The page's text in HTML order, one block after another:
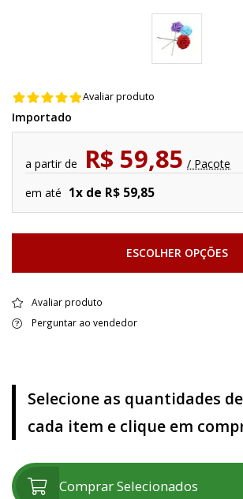
Avaliar produto
Importado
a partir de R$ 59,85 / Pacote
em até 1x de R$ 59,85
ESCOLHER OPÇÕES
Avaliar produto
Perguntar ao vendedor
Selecione as quantidades
cada item e clique em
Comprar Selecionados